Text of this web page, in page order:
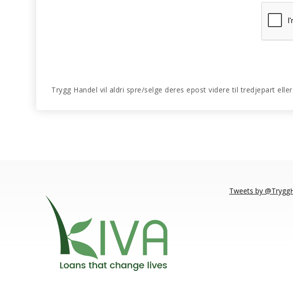
Trygg Handel vil aldri spre/selge deres epost videre til tredjepart
Tweets by